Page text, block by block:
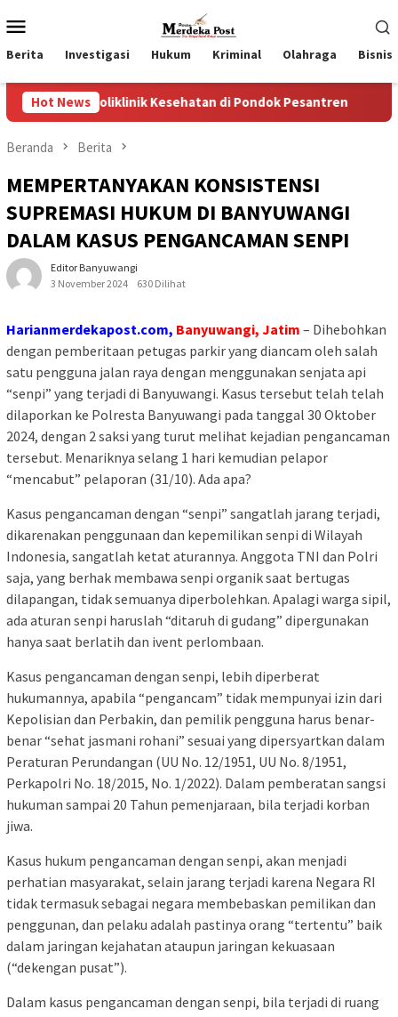
ke
kontenMobile
Berita Investigasi Hukum Kriminal Olahraga Bisnis
Hot News
Kesehatan di Pondok Pesantren Wakil Ketua II
Beranda Berita
MEMPERTANYAKAN KONSISTENSI
SUPREMASI HUKUM DI BANYUWANGI
DALAM KASUS PENGANCAMAN SENPI
Editor Banyuwangi
3 November 2024
630 Dilihat
Harianmerdekapost.com, Banyuwangi, Jatim – Dihebohkan
dengan pemberitaan petugas parkir yang diancam oleh salah
satu pengguna jalan raya dengan menggunakan senjata api
“senpi” yang terjadi di Banyuwangi. Kasus tersebut telah telah
dilaporkan ke Polresta Banyuwangi pada tanggal 30 Oktober
2024, dengan 2 saksi yang turut melihat kejadian pengancaman
tersebut. Menariknya selang 1 hari kemudian pelapor
“mencabut” pelaporan (31/10). Ada apa?
Kasus pengancaman dengan “senpi” sangatlah jarang terjadi,
dikarenakan penggunaan dan kepemilikan senpi di Wilayah
Indonesia, sangatlah ketat aturannya. Anggota TNI dan Polri
saja, yang berhak membawa senpi organik saat bertugas
dilapangan, tidak semuanya diperbolehkan. Apalagi warga sipil,
ada aturan senpi haruslah “ditaruh di gudang” dipergunakan
hanya saat berlatih dan ivent perlombaan.
Kasus pengancaman dengan senpi, lebih diperberat
hukumannya, apabila “pengancam” tidak mempunyai izin dari
Kepolisian dan Perbakin, dan pemilik pengguna harus benar-
benar “sehat jasmani rohani” sesuai yang dipersyartkan dalam
Peraturan Perundangan (UU No. 12/1951, UU No. 8/1951,
Perkapolri No. 18/2015, No. 1/2022). Dalam pemberatan sangsi
hukuman sampai 20 Tahun pemenjaraan, bila terjadi korban
jiwa.
Kasus hukum pengancaman dengan senpi, akan menjadi
perhatian masyarakat, selain jarang terjadi karena Negara RI
tidak termasuk sebagai negara membebaskan pemilikan dan
penggunan, dan pelaku adalah pastinya orang “tertentu” baik
dalam jaringan kejahatan ataupun jaringan kekuasaan
(“dekengan pusat”).
Dalam kasus pengancaman dengan senpi, bila terjadi di ruang